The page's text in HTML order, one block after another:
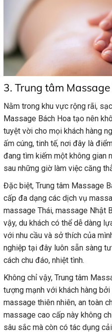
3. Trung tâm
Nằm trong khu vực rộng rãi,
Massage Bách Hoa tạo nên
tuyệt vời cho mọi khách hàng
ấm cúng, tinh tế, nơi đây là
đang tìm kiếm một không gian
sau những giờ làm việc căng
Đặc biệt, Trung tâm Massage
cấp đa dạng các dịch vụ
massage Thái, massage Nhật
vậy, du khách có thể dễ dàng
với nhu cầu và sở thích của
nghiệp tại đây luôn sẵn sàng
cách chu đáo, nhiệt tình.
Không chỉ vậy, Trung tâm
tượng mạnh với khách hàng
massage thiên nhiên, an toàn
massage cao cấp này không
sâu sắc mà còn có tác dụng